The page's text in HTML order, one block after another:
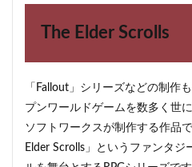
3
開発
状況
4
なぜ
The Elder Scrolls
「Fallout」シリーズなどの制作
プンワールドゲームを数多く世
ソフトワークスが制作する作品
Elder Scrolls」というファンタ